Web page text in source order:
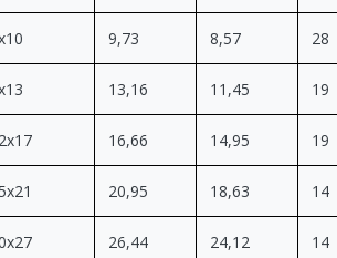
9,73 8,57 28
13,16 11,45 19
16,66 14,95 19
20,95 18,63 14
26,44 24,12 14